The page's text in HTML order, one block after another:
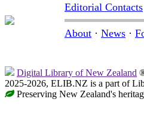
Editorial Contacts
About · News ·
Digital Library of New Zealand
2025-2026, ELIB.NZ is a part of
Preserving New Zealand's